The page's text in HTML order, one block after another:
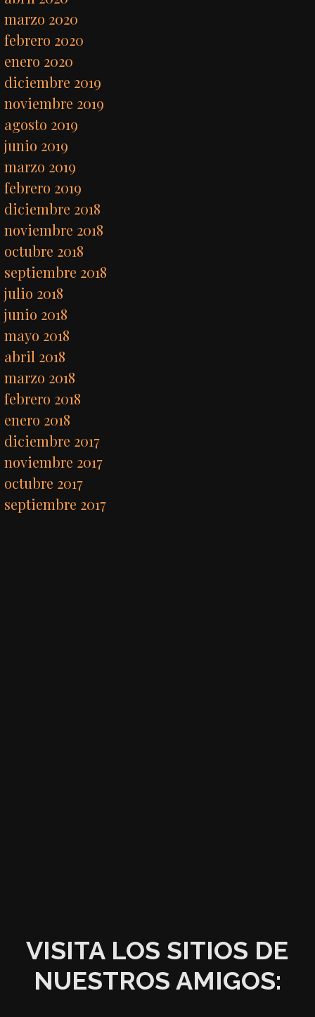
marzo 2020
febrero 2020
enero 2020
diciembre 2019
noviembre 2019
agosto 2019
junio 2019
marzo 2019
febrero 2019
diciembre 2018
noviembre 2018
octubre 2018
septiembre 2018
julio 2018
junio 2018
mayo 2018
abril 2018
marzo 2018
febrero 2018
enero 2018
diciembre 2017
noviembre 2017
octubre 2017
septiembre 2017
VISITA LOS SITIOS DE
NUESTROS AMIGOS: